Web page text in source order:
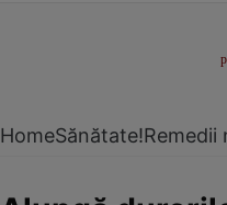
HomeSănătate!Remedii